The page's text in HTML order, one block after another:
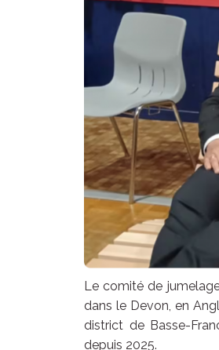
Le comité de
dans le Devon, en
district de Basse-
depuis 2025.